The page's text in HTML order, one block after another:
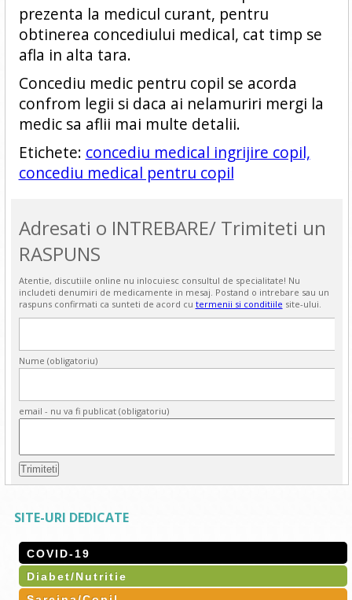
prezenta la medicul curant, pentru
obtinerea concediului medical, cat timp se
afla in alta tara.
Concediu medic pentru copil se acorda
confrom legii si daca ai nelamuriri mergi la
medic sa aflii mai multe detalii.
Etichete: concediu medical ingrijire copil,
concediu medical pentru copil
Adresati o INTREBARE/ Trimiteti un
RASPUNS
Atentie, discutiile online nu inlocuiesc consultul de specialitate! Nu
includeti denumiri de medicamente in mesaj. Postand o intrebare sau un
raspuns confirmati ca sunteti de acord cu termenii si conditiile site-ului.
Nume (obligatoriu)
email - nu va fi publicat (obligatoriu)
SITE-URI DEDICATE
COVID-19
Diabet/Nutritie